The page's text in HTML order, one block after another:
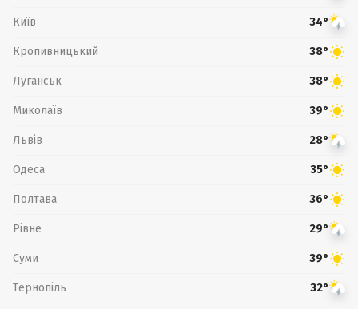
Київ 34°
Кропивницький 38°
Луганськ 38°
Миколаїв 39°
Львів 28°
Одеса 35°
Полтава 36°
Рівне 29°
Суми 39°
Тернопіль 32°